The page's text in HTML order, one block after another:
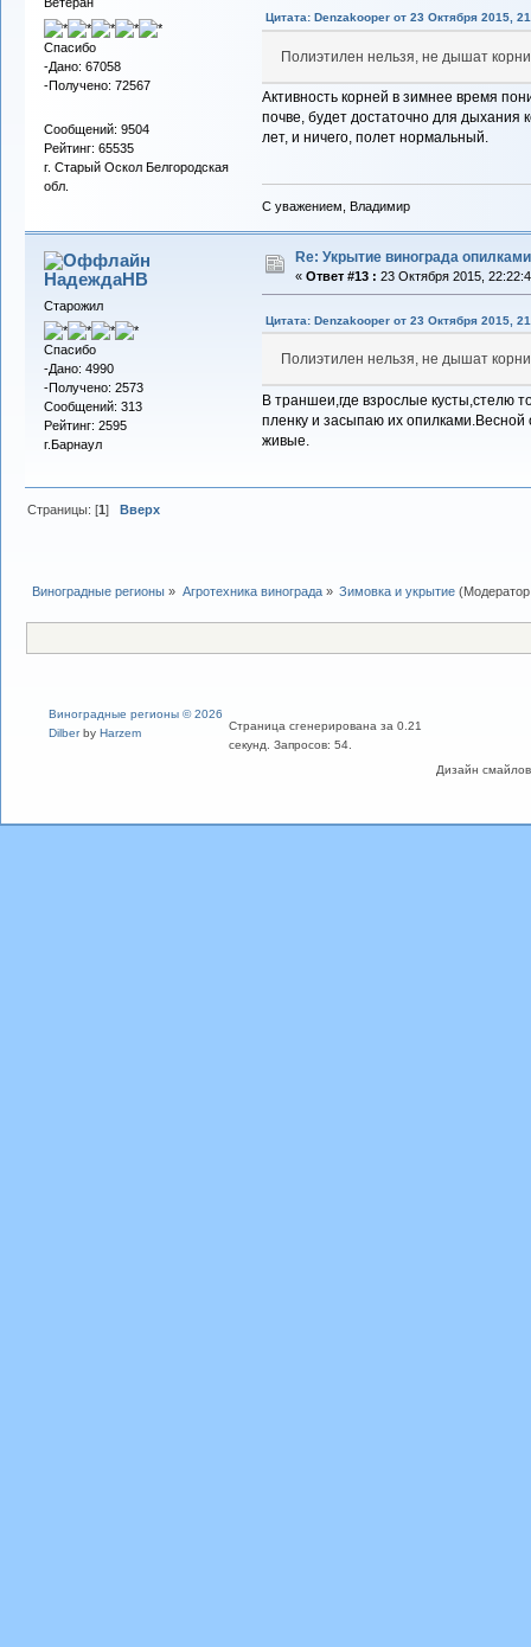
Спасибо
-Дано: 67058
-Получено: 72567
Сообщений: 9504
Рейтинг: 65535
г. Старый Оскол Белгородская
обл.
Цитата: Denzakooper от 23 Октября 2015,
Полиэтилен нельзя, не дышат корни
Активность корней в зимнее время
почве, будет достаточно для дыхания
лет, и ничего, полет нормальный.
С уважением, Владимир
НадеждаНВ
Старожил
Спасибо
-Дано: 4990
-Получено: 2573
Сообщений: 313
Рейтинг: 2595
г.Барнаул
Re: Укрытие винограда опилками
« Ответ #13 : 23 Октября 2015,
Цитата: Denzakooper от 23 Октября 2015,
Полиэтилен нельзя, не дышат корни
В траншеи,где взрослые кусты,стелю
пленку и засыпаю их
живые.
Страницы: [1]Вверх
Виноградные регионы » Агротехника винограда» Зимовка и укрытие
Дизайн
Виноградные регионы © 2026
Dilberby Harzem
Страница сгенерирована за 0.21
секунд. Запросов: 54.